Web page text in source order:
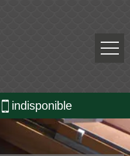
indisponible